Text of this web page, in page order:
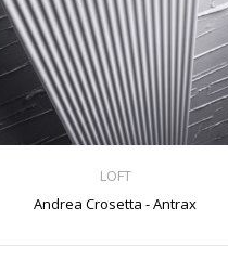
LOFT
Andrea Crosetta - Antrax